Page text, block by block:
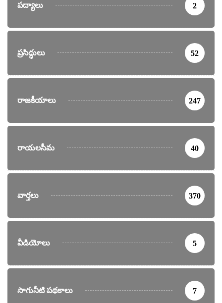
పద్యాలు 2
ప్రసిద్ధులు 52
రాజకీయాలు 247
రాయలసీమ 40
వార్తలు 370
వీడియోలు 5
సాగునీటి పథకాలు 7